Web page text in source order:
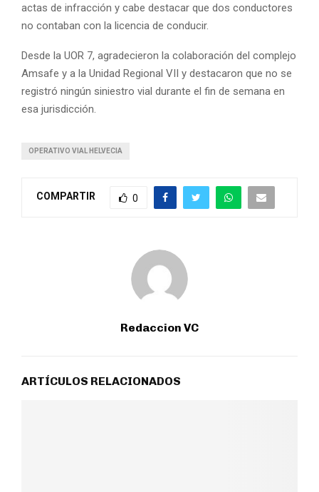
actas de infracción y cabe destacar que dos conductores
no contaban con la licencia de conducir.
Desde la UOR 7, agradecieron la colaboración del complejo
Amsafe y a la Unidad Regional VII y destacaron que no se
registró ningún siniestro vial durante el fin de semana en
esa jurisdicción.
OPERATIVO VIAL HELVECIA
COMPARTIR 0
Redaccion VC
ARTÍCULOS RELACIONADOS